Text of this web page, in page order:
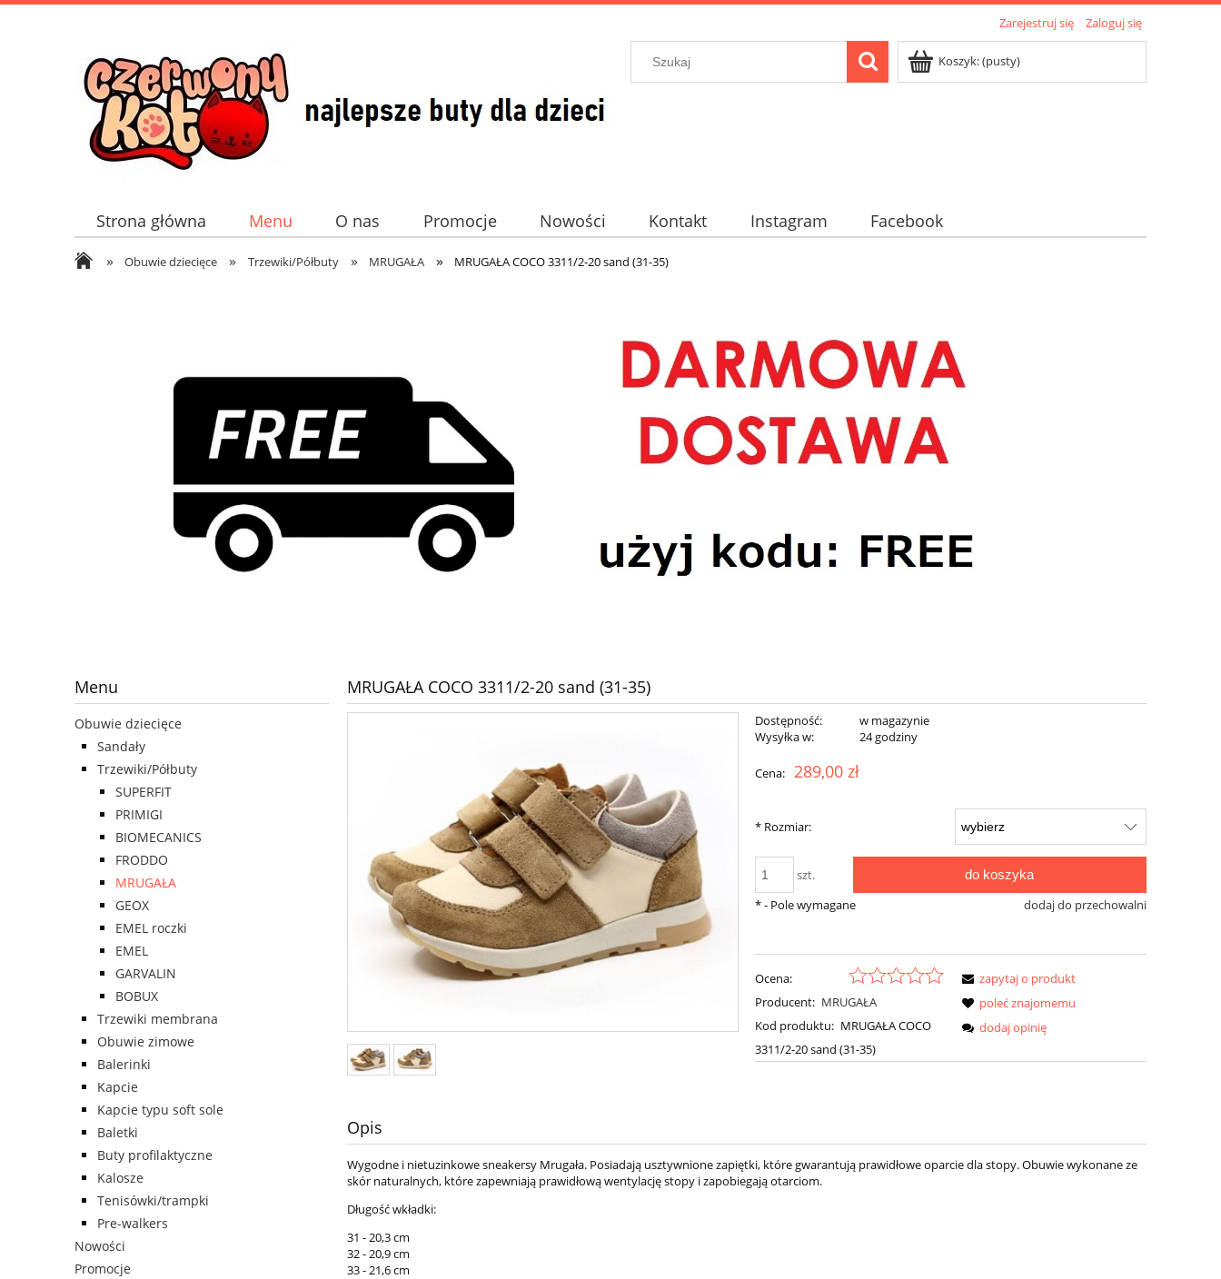
Zarejestruj się Zaloguj się
Koszyk:(pusty)
Strona główna Menu O nas Promocje Nowości Kontakt Instagram Facebook
» Obuwie dziecięce » Trzewiki/Półbuty » MRUGAŁA » MRUGAŁA COCO 3311/2-20 sand (31-35)
Menu
Obuwie dziecięce
Sandały
Trzewiki/Półbuty
SUPERFIT
PRIMIGI
BIOMECANICS
FRODDO
MRUGAŁA
GEOX
EMEL roczki
EMEL
GARVALIN
BOBUX
Trzewiki membrana
Obuwie zimowe
Balerinki
Kapcie
Kapcie typu soft sole
Baletki
Buty profilaktyczne
Kalosze
Tenisówki/trampki
Pre-walkers
Nowości
Promocje
MRUGAŁA COCO 3311/2-20 sand (31-35)
Dostępność:
w magazynie
Wysyłka w:
24 godziny
Cena: 289,00 zł
* Rozmiar:
szt. do koszyka
dodaj do przechowalni
*- Pole wymagane
Ocena:
Producent: MRUGAŁA
Kod produktu: MRUGAŁA COCO
3311/2-20 sand (31-35)
zapytaj o produkt
poleć znajomemu
dodaj opinię
Opis
Wygodne i nietuzinkowe sneakersy Mrugała. Posiadają usztywnione zapiętki, które gwarantują prawidłowe oparcie dla stopy. Obuwie wykonane ze
skór naturalnych, które zapewniają prawidłową wentylację stopy i zapobiegają otarciom.
Długość wkładki:
31 - 20,3 cm
32 - 20,9 cm
33 - 21,6 cm